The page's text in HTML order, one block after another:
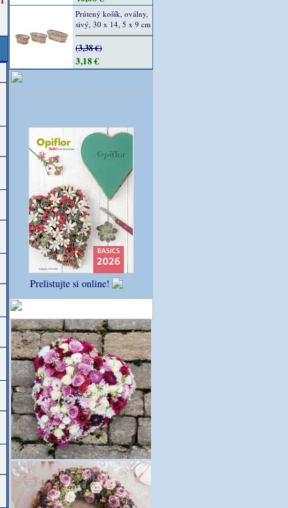
Prútený košík, oválny,
sivý, 30 x 14, 5 x 9 cm
(3,38 €)
3,18 €
Prelistujte si online!